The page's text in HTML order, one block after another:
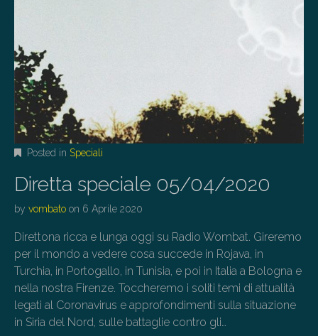
Posted in Speciali
Diretta speciale 05/04/2020
by vombato on 6 Aprile 2020
Direttona ricca e lunga oggi su Radio Wombat. Gireremo
per il mondo a vedere cosa succede in Rojava, in
Turchia, in Portogallo, in Tunisia, e poi in Italia a Bologna e
nella nostra Firenze. Toccheremo i soliti temi di attualità
legati al Coronavirus e approfondimenti sulla situazione
in Siria del Nord, sulle battaglie contro gli…